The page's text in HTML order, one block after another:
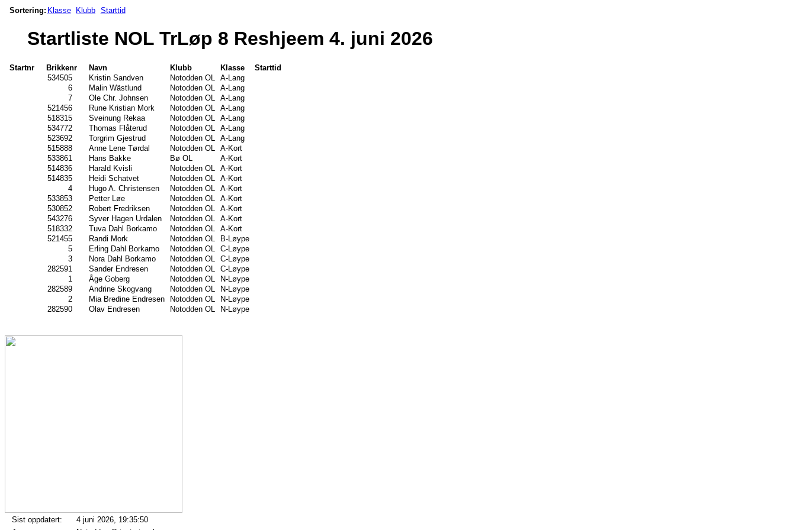
Sortering: Klasse Klubb Starttid
Startliste NOL TrLøp 8 Reshjeem 4. juni 2026
Startnr Brikkenr Navn Klubb Klasse
Starttid
534505
Kristin Sandven Notodden OL
A-Lang
6
Malin Wästlund Notodden OL
A-Lang
7
Ole Chr. Johnsen Notodden OL
A-Lang
521456
Rune Kristian Mork Notodden OL
A-Lang
518315
Sveinung Rekaa Notodden OL
A-Lang
534772
Thomas Flåterud Notodden OL
A-Lang
523692
Torgrim Gjestrud Notodden OL
A-Lang
515888
Anne Lene Tørdal Notodden OL
A-Kort
533861
Hans Bakke Bø OL
A-Kort
514836
Harald Kvisli Notodden OL
A-Kort
514835
Heidi Schatvet Notodden OL
A-Kort
4
Hugo A. Christensen Notodden OL
A-Kort
533853
Petter Løe Notodden OL
A-Kort
530852
Robert Fredriksen Notodden OL
A-Kort
543276
Syver Hagen Urdalen Notodden OL
A-Kort
518332
Tuva Dahl Borkamo Notodden OL
A-Kort
521455
Randi Mork Notodden OL
B-Løype
5
Erling Dahl Borkamo Notodden OL
C-Løype
3
Nora Dahl Borkamo Notodden OL
C-Løype
282591
Sander Endresen Notodden OL
C-Løype
1
Åge Goberg Notodden OL
N-Løype
282589
Andrine Skogvang Notodden OL
N-Løype
2
Mia Bredine Endresen Notodden OL
N-Løype
282590
Olav Endresen Notodden OL N-Løype
Sist oppdatert:
4 juni 2026, 19:35:50